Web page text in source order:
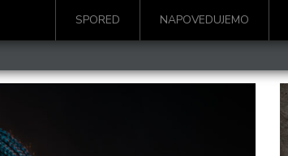
SPORED NAPOVEDUJEMO